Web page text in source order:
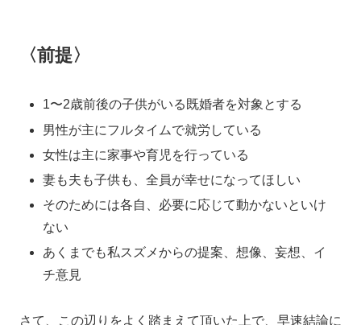
〈前提〉
1〜2歳前後の子供がいる既婚者を対象とする
男性が主にフルタイムで就労している
女性は主に家事や育児を行っている
妻も夫も子供も、全員が幸せになってほしい
そのためには各自、必要に応じて動かないといけ
ない
あくまでも私スズメからの提案、想像、妄想、イ
チ意見
さて、この辺りをよく踏まえて頂いた上で、早速結論に